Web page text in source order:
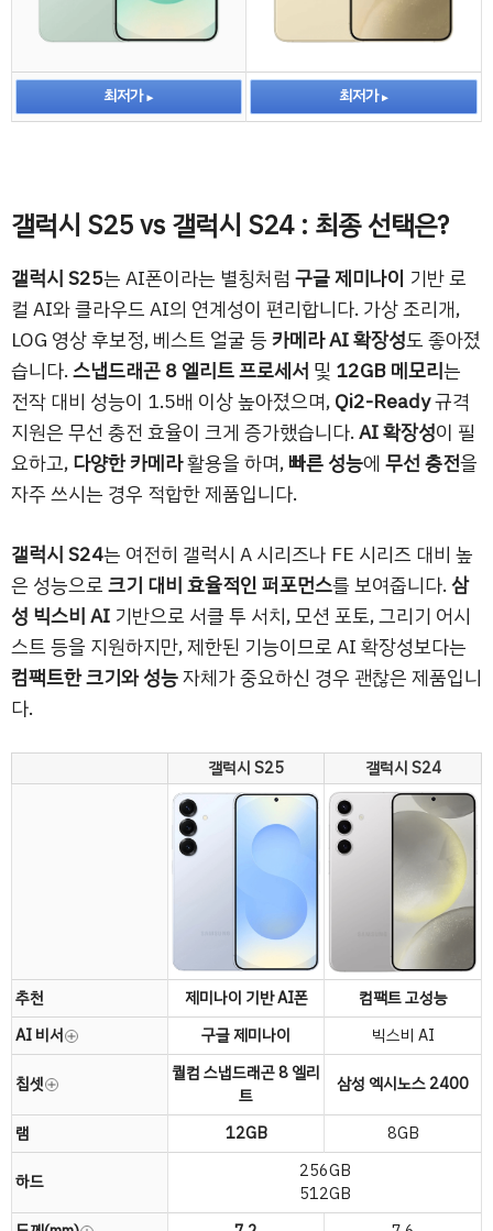
최저가 최저가
갤럭시 S25 vs 갤럭시 S24 : 최종 선택은?
갤럭시 S25는 AI폰이라는 별칭처럼 구글 제미나이 기반 로
컬 AI와 클라우드 AI의 연계성이 편리합니다. 가상 조리개,
LOG 영상 후보정, 베스트 얼굴 등카메라 AI 확장성도 좋아졌
습니다.스냅드래곤 8 엘리트 프로세서 및 12GB 메모리는
전작 대비 성능이 1.5배 이상 높아졌으며,Qi2-Ready규격
지원은 무선 충전 효율이 크게 증가했습니다.AI 확장성이 필
요하고,다양한 카메라활용을 하며,빠른 성능에무선 충전을
자주 쓰시는 경우 적합한 제품입니다.
갤럭시 S24는 여전히 갤럭시 A 시리즈나 FE 시리즈 대비 높
은 성능으로크기 대비 효율적인 퍼포먼스를 보여줍니다.삼
성 빅스비 AI 기반으로 서클 투 서치, 모션 포토, 그리기 어시
스트 등을 지원하지만, 제한된 기능이므로 AI 확장성보다는
컴팩트한 크기와 성능자체가 중요하신 경우 괜찮은 제품입니
다.
갤럭시 S25 갤럭시 S24
추천 제미나이 기반 AI폰
컴팩트 고성능
AI 비서
구글 제미나이
빅스비 AI
칩셋
퀄컴 스냅드래곤 8 엘리
트
삼성 엑시노스 2400
램 12GB
8GB
하드
256GB
512GB